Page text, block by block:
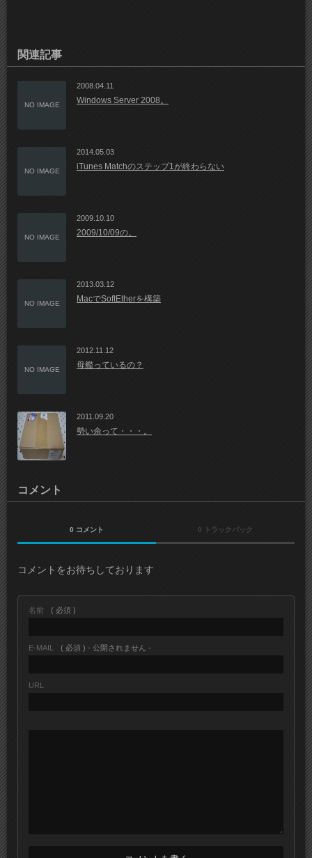
関連記事
NO IMAGE
2008.04.11
Windows Server 2008。
NO IMAGE
2014.05.03
iTunes Matchのステップ1が終わらない
NO IMAGE
2009.10.10
2009/10/09の。
NO IMAGE
2013.03.12
MacでSoftEtherを構築
NO IMAGE
2012.11.12
母艦っているの？
2011.09.20
勢い余って・・・。
コメント
0 コメント 0 トラックバック
コメントをお待ちしております
名前 ( 必須 )
E-MAIL ( 必須 ) - 公開されません -
URL